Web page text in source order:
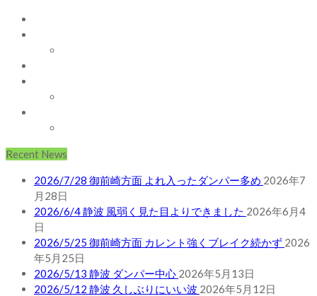
Recent News
2026/7/28 御前崎方面 よれ入ったダンパー多め 2026年7
月28日
2026/6/4 静波 風弱く見た目よりできました 2026年6月4
日
2026/5/25 御前崎方面 カレント強くブレイク続かず 2026
年5月25日
2026/5/13 静波 ダンパー中心 2026年5月13日
2026/5/12 静波 久しぶりにいい波 2026年5月12日